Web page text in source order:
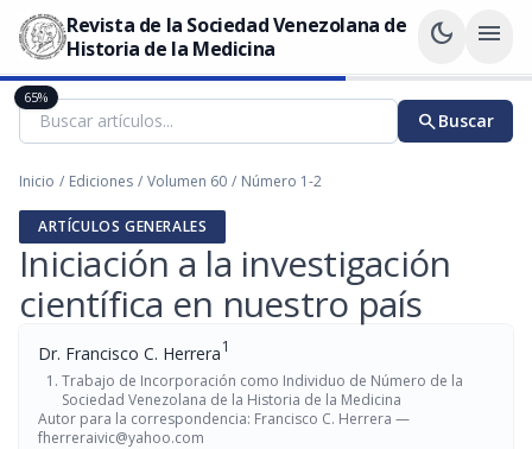
Revista de la Sociedad Venezolana de
Historia de la Medicina
dark_mode menu
searchBuscar
Inicio / Ediciones / Volumen 60 / Número 1-2
ARTÍCULOS GENERALES
Iniciación a la investigación
científica en nuestro país
Dr. Francisco C. Herrera1
Trabajo de Incorporación como Individuo de Número de la
Sociedad Venezolana de la Historia de la Medicina
Autor para la correspondencia: Francisco C. Herrera —
fherreraivic@yahoo.com
65%